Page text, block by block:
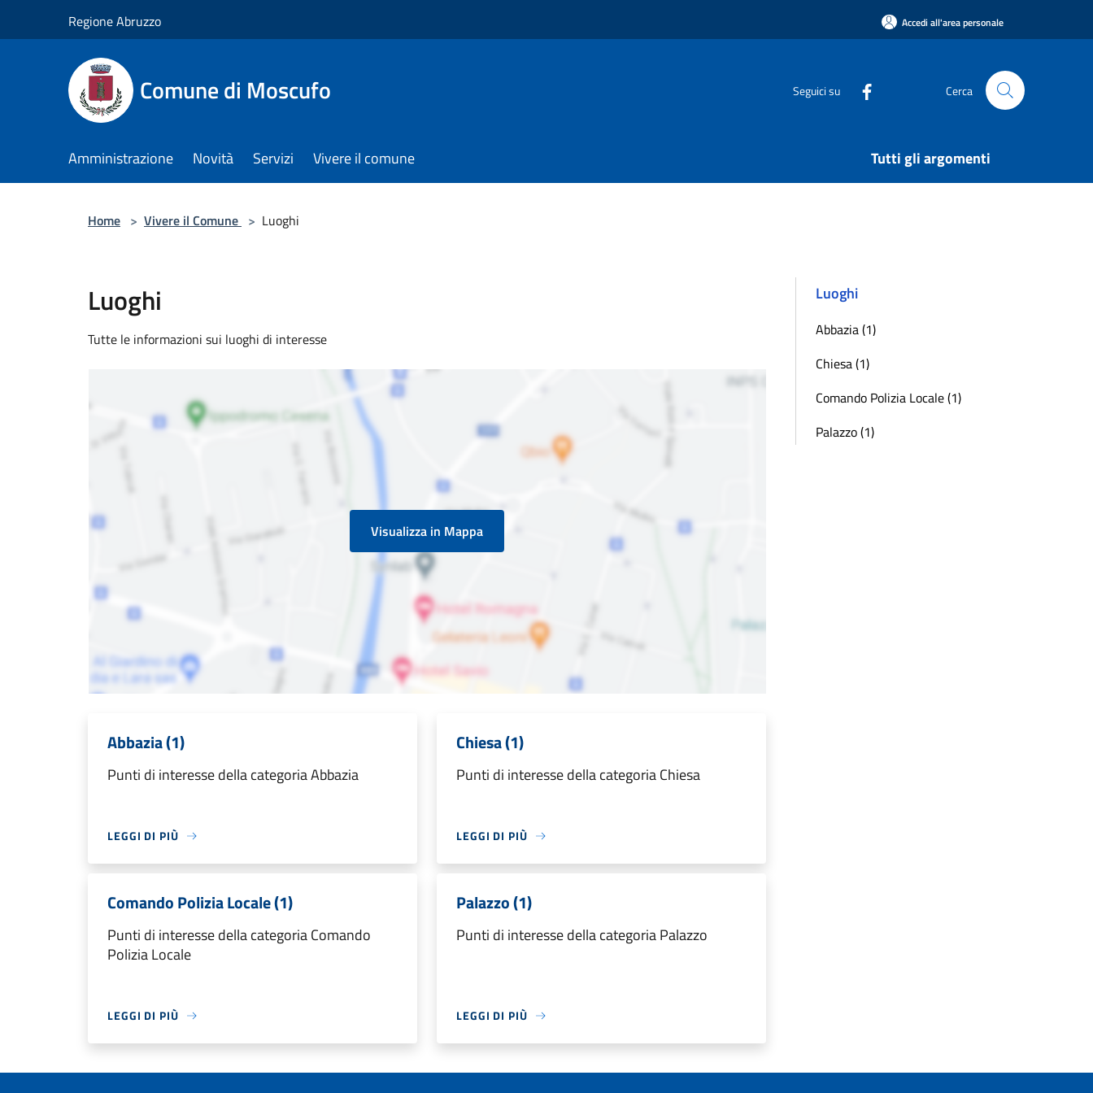
Regione Abruzzo Accedi all'area personale
Comune di Moscufo Seguici su Cerca
Amministrazione Novità Servizi Vivere il comune Tutti gli argomenti
Home > Vivere il Comune > Luoghi
Luoghi
Tutte le informazioni sui luoghi di interesse
Visualizza in Mappa
Abbazia (1)
Punti di interesse della categoria Abbazia
LEGGI DI PIÙ
Chiesa (1)
Punti di interesse della categoria Chiesa
LEGGI DI PIÙ
Comando Polizia Locale (1)
Punti di interesse della categoria Comando
Polizia Locale
LEGGI DI PIÙ
Palazzo (1)
Punti di interesse della categoria Palazzo
LEGGI DI PIÙ
Luoghi
Abbazia (1)
Chiesa (1)
Comando Polizia Locale (1)
Palazzo (1)